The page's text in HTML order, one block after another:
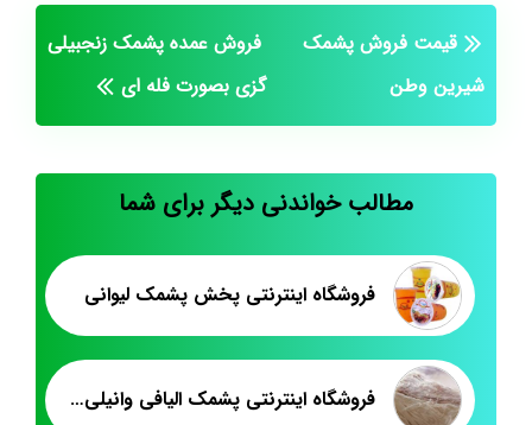
قیمت فروش پشمک
شیرین وطن
فروش عمده پشمک زنجبیلی
گزی بصورت فله ای
مطالب خواندنی دیگر برای شما
فروشگاه اینترنتی پخش پشمک لیوانی
فروشگاه اینترنتی پشمک الیافی وانیلی عمده